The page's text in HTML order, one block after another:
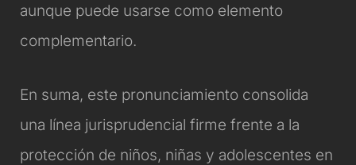
aunque puede usarse como elemento
complementario.
En suma, este pronunciamiento consolida
una línea jurisprudencial firme frente a la
protección de niños, niñas y adolescentes en